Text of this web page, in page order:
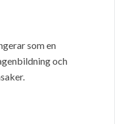
som en
och